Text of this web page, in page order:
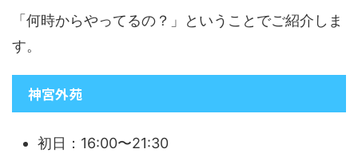
「何時からやってるの？」ということでご紹介しま
す。
神宮外苑
初日：16:00〜21:30